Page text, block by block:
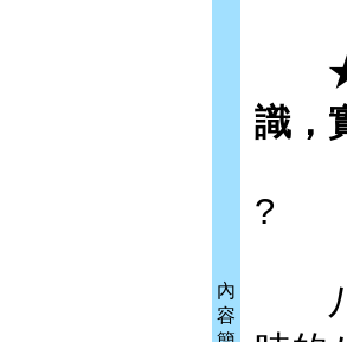
內
容
★以
識，
?
八